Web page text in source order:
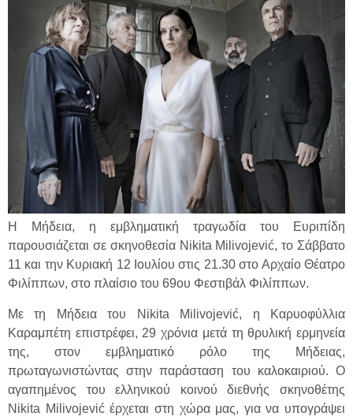
Η Μήδεια, η εμβληματική τραγωδία του Ευριπίδη
παρουσιάζεται σε σκηνοθεσία Nikita Milivojević, το Σάββατο
11 και την Κυριακή 12 Ιουλίου στις 21.30 στο Αρχαίο Θέατρο
Φιλίππων, στο πλαίσιο του 69ου Φεστιβάλ Φιλίππων.
Με τη Μήδεια του Nikita Milivojević, η Καρυοφύλλια
Καραμπέτη επιστρέφει, 29 χρόνια μετά τη θρυλική ερμηνεία
της, στον εμβληματικό ρόλο της Μήδειας,
πρωταγωνιστώντας στην παράσταση του καλοκαιριού. Ο
αγαπημένος του ελληνικού κοινού διεθνής σκηνοθέτης
Nikita Milivojević έρχεται στη χώρα μας, για να υπογράψει